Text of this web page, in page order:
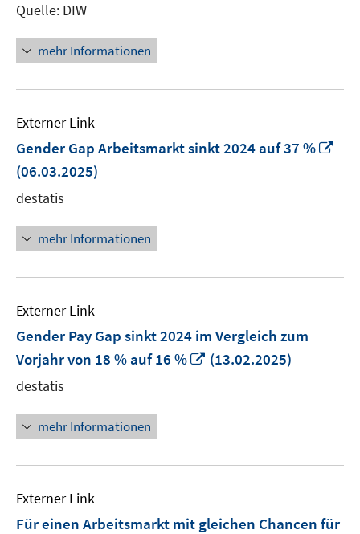
öffnen
Quelle: DIW
mehr Informationen
Externer Link
Gender Gap Arbeitsmarkt sinkt 2024 auf 37 %
(06.03.2025)
destatis
mehr Informationen
Externer Link
Gender Pay Gap sinkt 2024 im Vergleich zum
Vorjahr von 18 % auf 16 %
In
(13.02.2025)
destatis
mehr Informationen
Externer Link
Für einen Arbeitsmarkt mit gleichen Chancen für